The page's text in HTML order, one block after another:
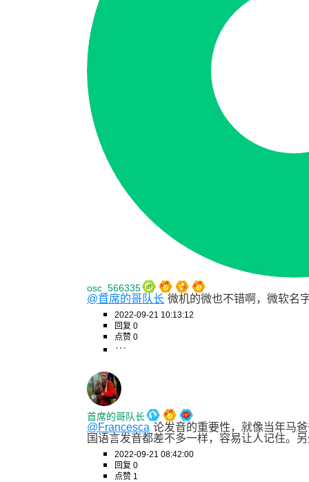
osc_566335
@首席的哥队长 微机的微也不错啊，微软名
2022-09-21 10:13:12
回复 0
点赞 0
首席的哥队长
@Francesca 论发音的重要性，就像当年马
国语言发音都差不多一样，容易让人记住。
2022-09-21 08:42:00
回复 0
点赞 1